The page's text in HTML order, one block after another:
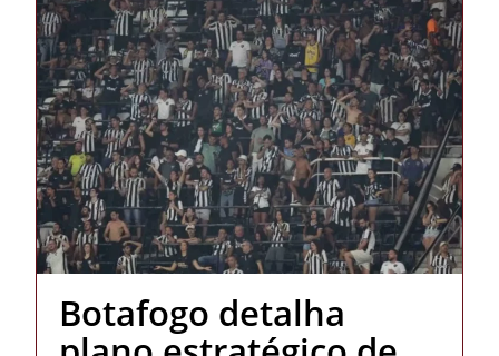
Botafogo detalha